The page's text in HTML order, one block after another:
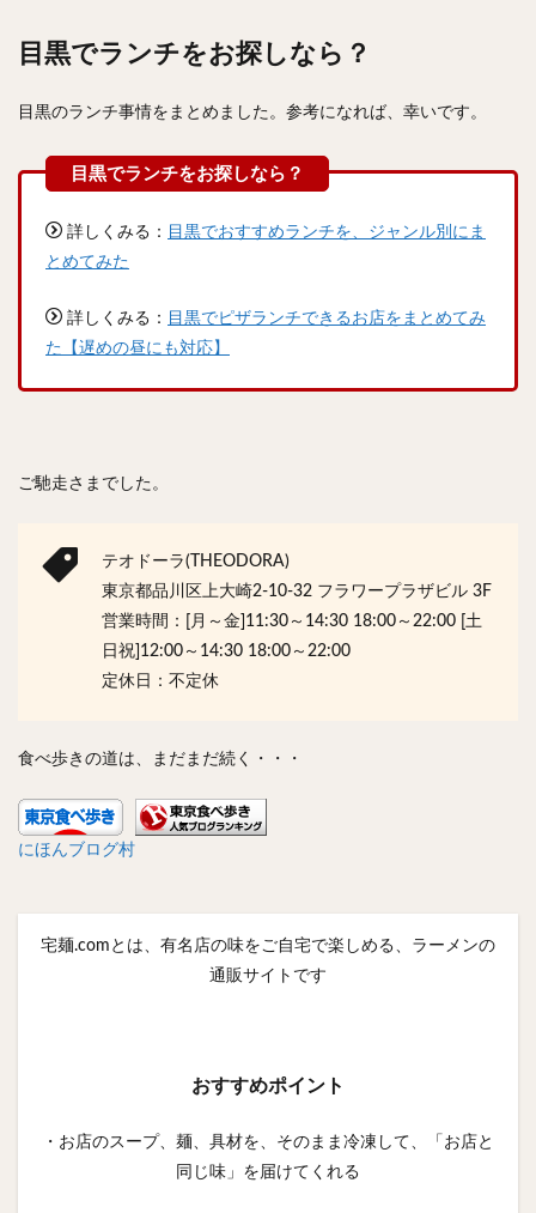
目黒でランチをお探しなら？
目黒のランチ事情をまとめました。参考になれば、幸いです。
詳しくみる：
目黒でおすすめランチを、ジャンル別にま
とめてみた
詳しくみる：
目黒でピザランチできるお店をまとめてみ
た【遅めの昼にも対応】
ご馳走さまでした。
テオドーラ(THEODORA)
東京都品川区上大崎2-10-32 フラワープラザビル 3F
営業時間：[月～金]11:30～14:30 18:00～22:00 [土
日祝]12:00～14:30 18:00～22:00
定休日：不定休
食べ歩きの道は、まだまだ続く・・・
にほんブログ村
宅麺.comとは、有名店の味をご自宅で楽しめる、ラーメンの
通販サイトです
おすすめポイント
・お店のスープ、麺、具材を、そのまま冷凍して、「お店と
同じ味」を届けてくれる